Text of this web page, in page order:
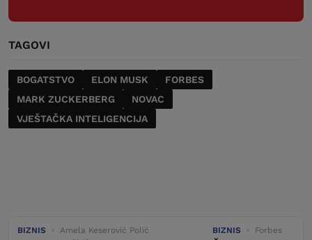
TAGOVI
BOGATSTVO ELON MUSK
FORBES
MARK ZUCKERBERG
NOVAC
VJEŠTAČKA INTELIGENCIJA
BIZNIS Amela Keserović Polić BIZNIS Forbes